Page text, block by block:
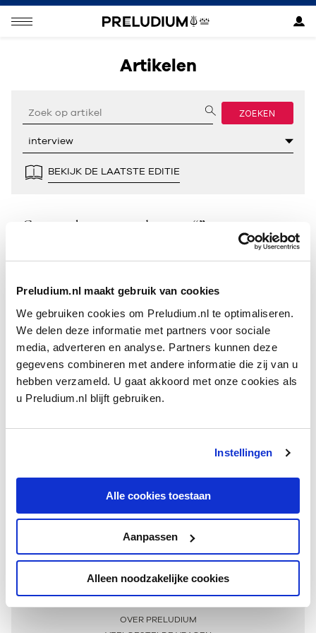
Preludium.nl maakt gebruik van cookies
We gebruiken cookies om Preludium.nl te optimaliseren.
We delen deze informatie met partners voor sociale
media, adverteren en analyse. Partners kunnen deze
gegevens combineren met andere informatie die zij van u
hebben verzameld. U gaat akkoord met onze cookies als
u Preludium.nl blijft gebruiken.
Instellingen
Alle cookies toestaan
Aanpassen
Alleen noodzakelijke cookies
Artikelen
ZOEKEN
BEKIJK DE LAATSTE EDITIE
Geen resultaten gevonden voor “”.
Meer informatie
OVER PRELUDIUM